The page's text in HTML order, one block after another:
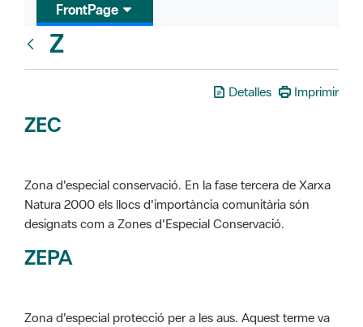
FrontPage
Z
Detalles Imprimir
ZEC
Zona d'especial conservació. En la fase tercera de Xarxa
Natura 2000 els llocs d'importància comunitària són
designats com a Zones d'Especial Conservació.
ZEPA
Zona d'especial protecció per a les aus. Aquest terme va